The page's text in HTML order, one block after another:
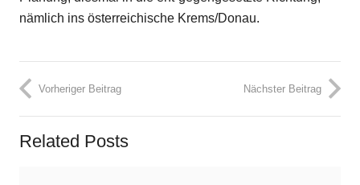
nämlich ins österreichische Krems/Donau.
Vorheriger Beitrag Nächster Beitrag
Related Posts